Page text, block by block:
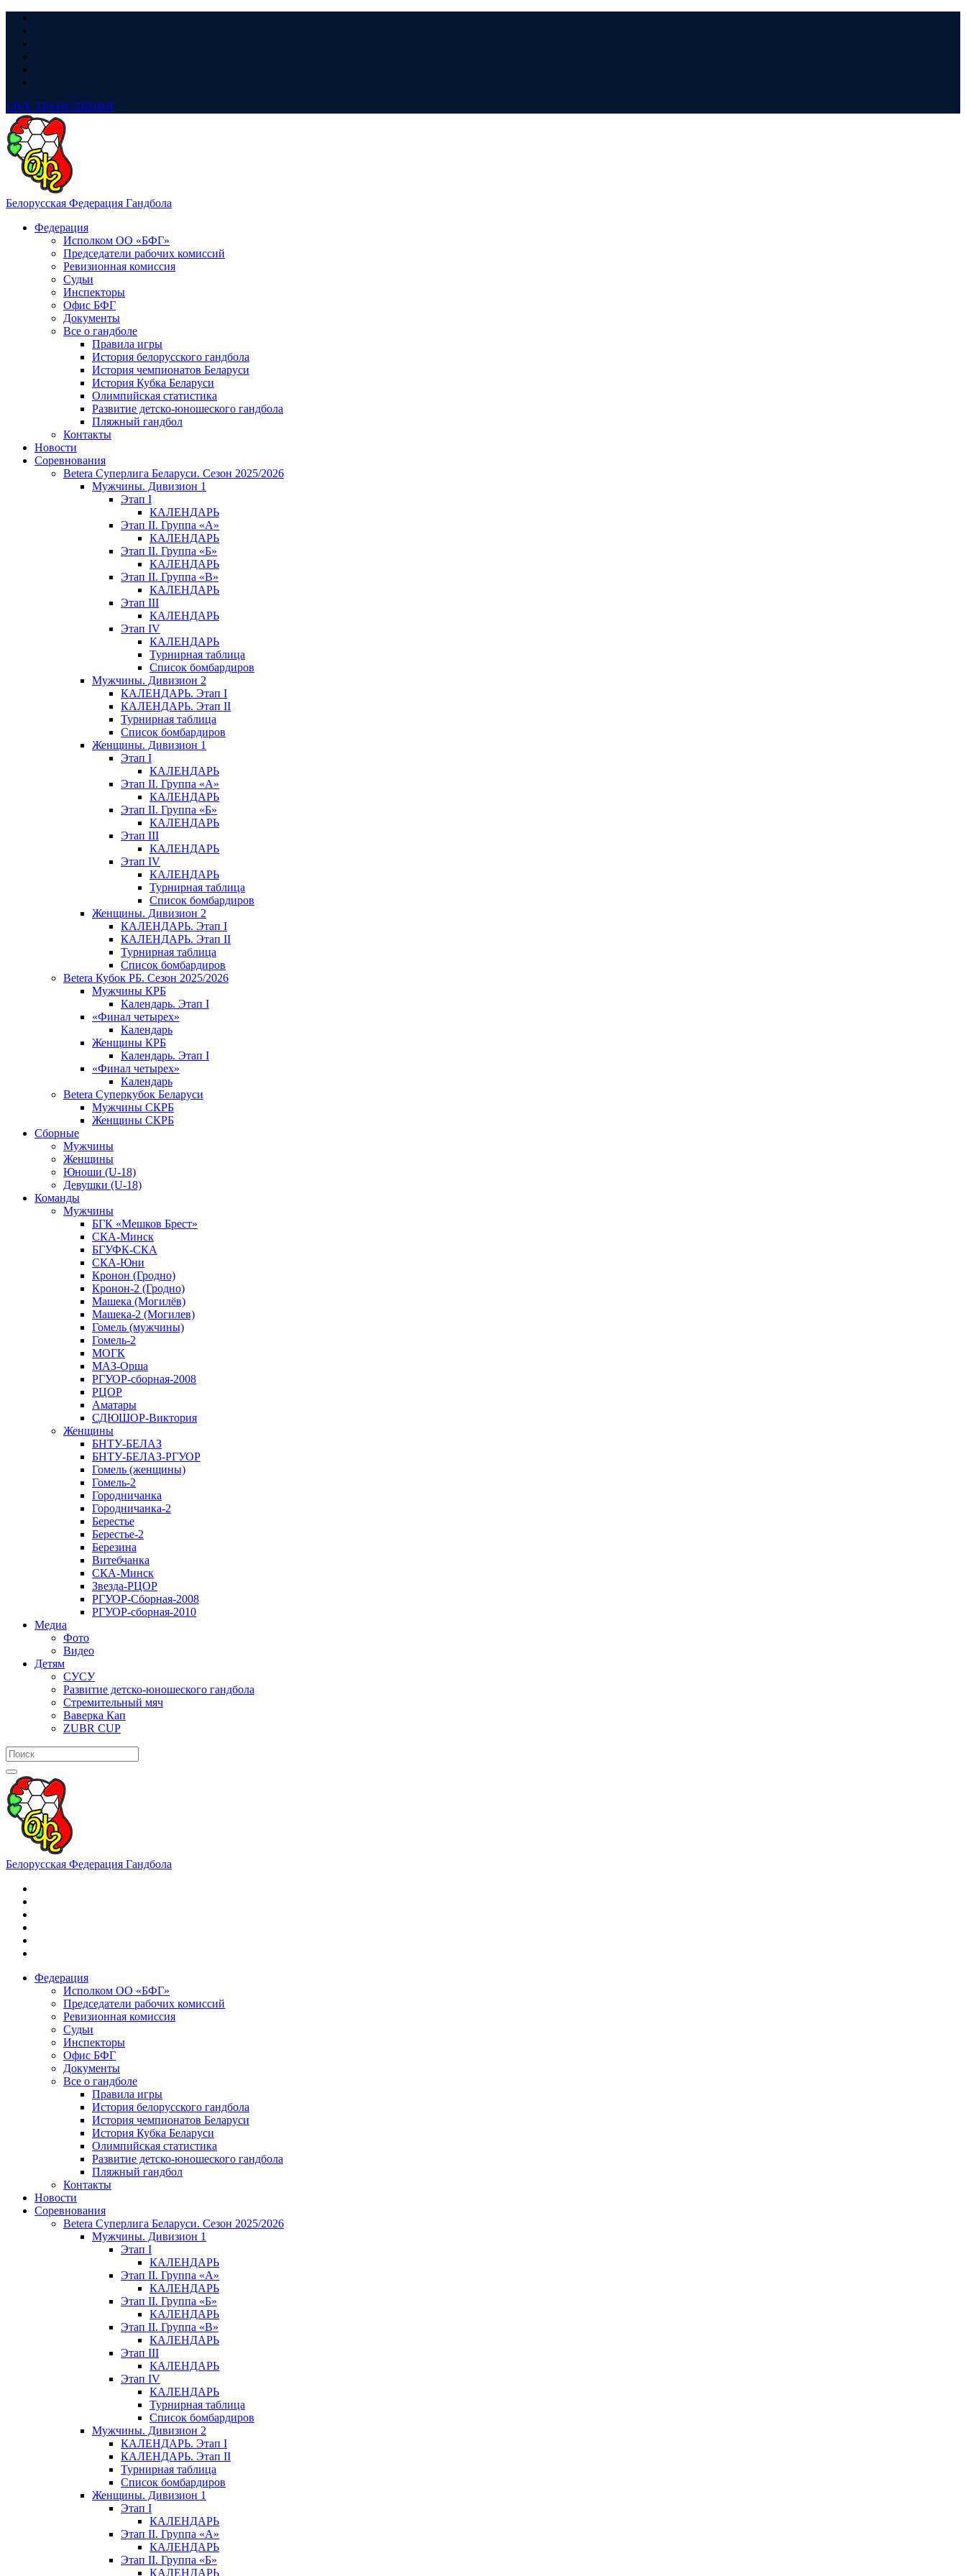
LIVE ТРАНСЛЯЦИЯ
Белорусская Федерация Гандбола
Федерация
Исполком ОО «БФГ»
Председатели рабочих комиссий
Ревизионная комиссия
Судьи
Инспекторы
Офис БФГ
Документы
Все о гандболе
Правила игры
История белорусского гандбола
История чемпионатов Беларуси
История Кубка Беларуси
Олимпийская статистика
Развитие детско-юношеского гандбола
Пляжный гандбол
Контакты
Новости
Соревнования
Betera Суперлига Беларуси. Сезон 2025/2026
Мужчины. Дивизион 1
Этап I
КАЛЕНДАРЬ
Этап II. Группа «А»
КАЛЕНДАРЬ
Этап II. Группа «Б»
КАЛЕНДАРЬ
Этап II. Группа «В»
КАЛЕНДАРЬ
Этап III
КАЛЕНДАРЬ
Этап IV
КАЛЕНДАРЬ
Турнирная таблица
Список бомбардиров
Мужчины. Дивизион 2
КАЛЕНДАРЬ. Этап I
КАЛЕНДАРЬ. Этап II
Турнирная таблица
Список бомбардиров
Женщины. Дивизион 1
Этап I
КАЛЕНДАРЬ
Этап II. Группа «А»
КАЛЕНДАРЬ
Этап II. Группа «Б»
КАЛЕНДАРЬ
Этап III
КАЛЕНДАРЬ
Этап IV
КАЛЕНДАРЬ
Турнирная таблица
Список бомбардиров
Женщины. Дивизион 2
КАЛЕНДАРЬ. Этап I
КАЛЕНДАРЬ. Этап II
Турнирная таблица
Список бомбардиров
Betera Кубок РБ. Сезон 2025/2026
Мужчины КРБ
Календарь. Этап I
«Финал четырех»
Календарь
Женщины КРБ
Календарь. Этап I
«Финал четырех»
Календарь
Betera Суперкубок Беларуси
Мужчины СКРБ
Женщины СКРБ
Сборные
Мужчины
Женщины
Юноши (U-18)
Девушки (U-18)
Команды
Мужчины
БГК «Мешков Брест»
СКА-Минск
БГУФК-СКА
СКА-Юни
Кронон (Гродно)
Кронон-2 (Гродно)
Машека (Могилёв)
Машека-2 (Могилев)
Гомель (мужчины)
Гомель-2
МОГК
МАЗ-Орша
РГУОР-сборная-2008
РЦОР
Аматары
СДЮШОР-Виктория
Женщины
БНТУ-БЕЛАЗ
БНТУ-БЕЛАЗ-РГУОР
Гомель (женщины)
Гомель-2
Городничанка
Городничанка-2
Берестье
Берестье-2
Березина
Витебчанка
СКА-Минск
Звезда-РЦОР
РГУОР-Сборная-2008
РГУОР-сборная-2010
Медиа
Фото
Видео
Детям
СУСУ
Развитие детско-юношеского гандбола
Стремительный мяч
Ваверка Кап
ZUBR CUP
Белорусская Федерация Гандбола
Федерация
Исполком ОО «БФГ»
Председатели рабочих комиссий
Ревизионная комиссия
Судьи
Инспекторы
Офис БФГ
Документы
Все о гандболе
Правила игры
История белорусского гандбола
История чемпионатов Беларуси
История Кубка Беларуси
Олимпийская статистика
Развитие детско-юношеского гандбола
Пляжный гандбол
Контакты
Новости
Соревнования
Betera Суперлига Беларуси. Сезон 2025/2026
Мужчины. Дивизион 1
Этап I
КАЛЕНДАРЬ
Этап II. Группа «А»
КАЛЕНДАРЬ
Этап II. Группа «Б»
КАЛЕНДАРЬ
Этап II. Группа «В»
КАЛЕНДАРЬ
Этап III
КАЛЕНДАРЬ
Этап IV
КАЛЕНДАРЬ
Турнирная таблица
Список бомбардиров
Мужчины. Дивизион 2
КАЛЕНДАРЬ. Этап I
КАЛЕНДАРЬ. Этап II
Турнирная таблица
Список бомбардиров
Женщины. Дивизион 1
Этап I
КАЛЕНДАРЬ
Этап II. Группа «А»
КАЛЕНДАРЬ
Этап II. Группа «Б»
КАЛЕНДАРЬ